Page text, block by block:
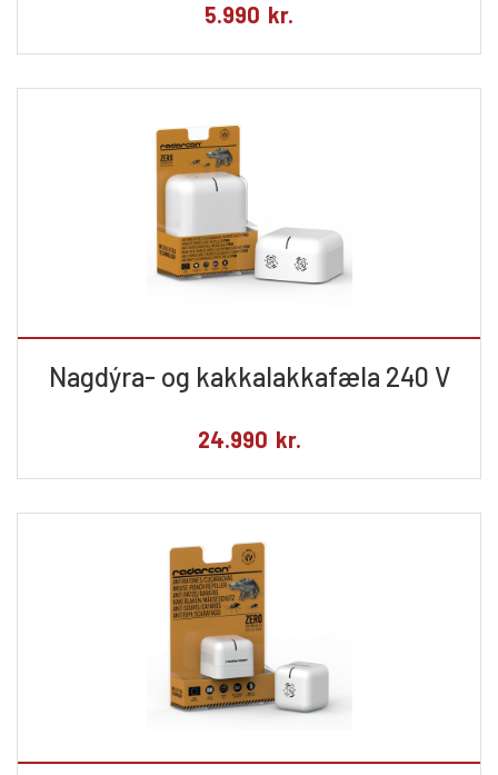
5.990 kr.
Nagdýra- og kakkalakkafæla 240 V
24.990 kr.